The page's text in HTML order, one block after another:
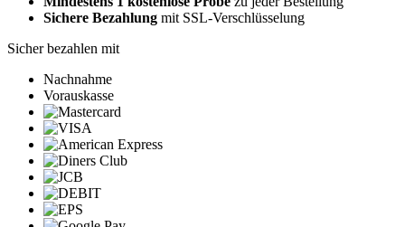
Sichere Bezahlung mit SSL-Verschlüsselung
Sicher bezahlen mit
Nachnahme
Vorauskasse